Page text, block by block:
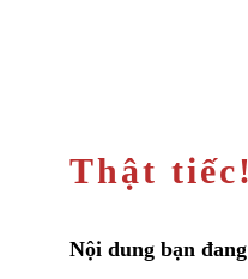
Thật tiếc!
Nội dung bạn